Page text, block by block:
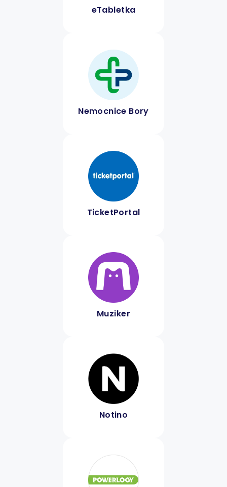
eTabletka
Nemocnice Bory
TicketPortal
Muziker
Notino